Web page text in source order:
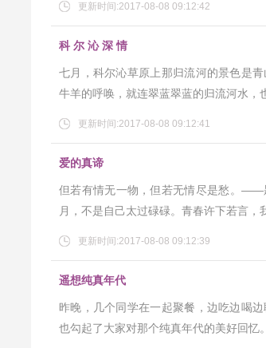
更新时间:2017-08-08 09:12:42
科 尔 沁 深 情
七月，科尔沁草原上那归流河的景色是
牛羊的呼唤，就连翠蓝翠蓝的归流河水，
更新时间:2017-08-08 09:12:41
爱的真谛
但若有情无一物，但若无情尽是愁。——
月，不是自己太过碌碌。青春许下若言，
更新时间:2017-08-08 09:12:39
遥想纯真年代
昨晚，几个同学在一起聚餐，边吃边喝
也勾起了大家对那个纯真年代的美好回忆